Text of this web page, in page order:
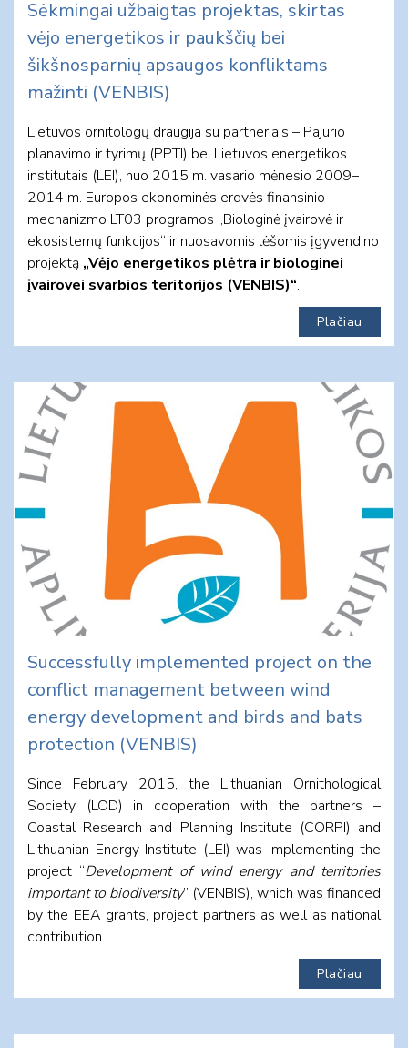
Sėkmingai užbaigtas projektas, skirtas
vėjo energetikos ir paukščių bei
šikšnosparnių apsaugos konfliktams
mažinti (VENBIS)
Lietuvos ornitologų draugija su partneriais – Pajūrio
planavimo ir tyrimų (PPTI) bei Lietuvos energetikos
institutais (LEI), nuo 2015 m. vasario mėnesio 2009–
2014 m. Europos ekonominės erdvės finansinio
mechanizmo LT03 programos „Biologinė įvairovė ir
ekosistemų funkcijos“ ir nuosavomis lėšomis įgyvendino
projektą „Vėjo energetikos plėtra ir biologinei
įvairovei svarbios teritorijos (VENBIS)“.
Plačiau
Successfully implemented project on the
conflict management between wind
energy development and birds and bats
protection (VENBIS)
Since February 2015, the Lithuanian Ornithological
Society (LOD) in cooperation with the partners –
Coastal Research and Planning Institute (CORPI) and
Lithuanian Energy Institute (LEI) was implementing the
project “Development of wind energy and territories
important to biodiversity” (VENBIS), which was financed
by the EEA grants, project partners as well as national
contribution.
Plačiau